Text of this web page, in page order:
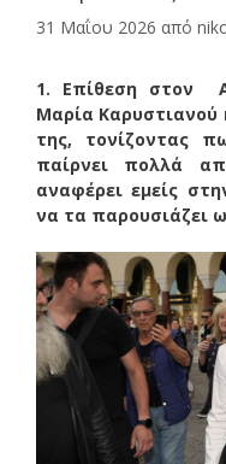
31 Μαΐου 2026 από
1. Επίθεση στον
Μαρία Καρυστιανού
της, τονίζοντας
παίρνει πολλά
αναφέρει εμείς
να τα παρουσιάζει